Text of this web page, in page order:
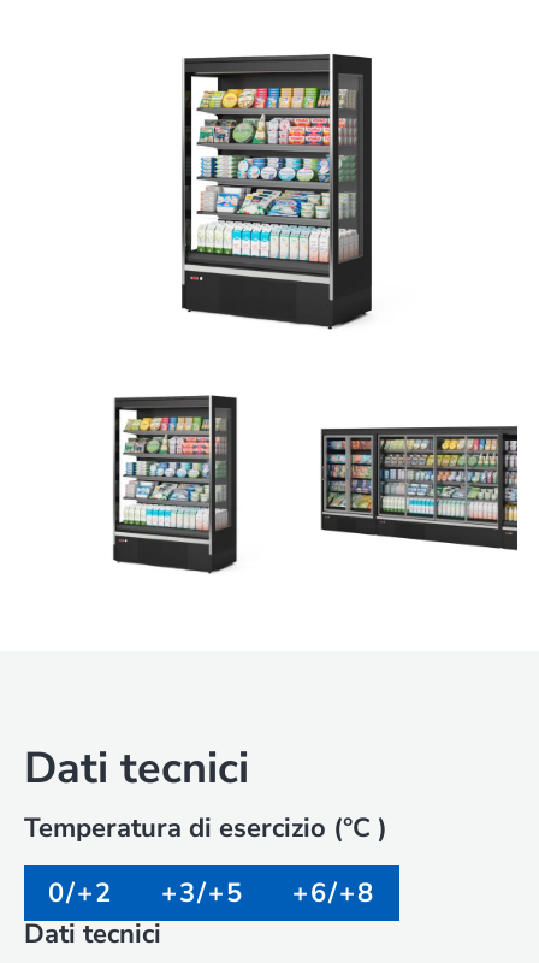
Dati tecnici
Temperatura di esercizio (°C )
0/+2
+3/+5
+6/+8
Dati tecnici